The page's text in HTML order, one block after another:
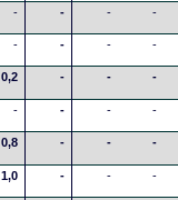
- - - -
- - - -
0,2 - - -
- - - -
0,8 - - -
1,0 - - -